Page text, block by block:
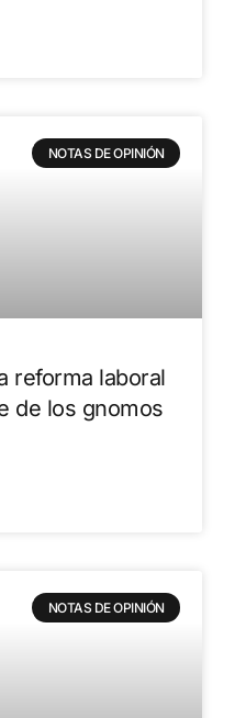
NOTAS DE OPINIÓN
reforma laboral
de los gnomos
NOTAS DE OPINIÓN